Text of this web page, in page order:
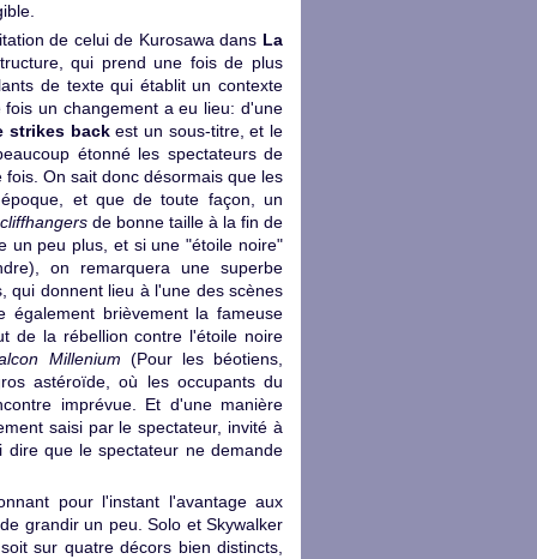
de celui de Kurosawa dans La
qui prend une fois de plus
de texte qui établit un contexte
un changement a eu lieu: d'une
strikes backest un sous-titre, et le
étonné les spectateurs de
On sait donc désormais que les
et que de toute façon, un
cliffhangers de bonne taille à la fin de
un peu plus, et si une "étoile noire"
on remarquera une superbe
qui donnent lieu à l'une des scènes
également brièvement la fameuse
de la rébellion contre l'étoile noire
Millenium (Pour les béotiens,
astéroïde, où les occupants du
imprévue. Et d'une manière
saisi par le spectateur, invité à
dire que le spectateur ne demande
pour l'instant l'avantage aux
grandir un peu. Solo et Skywalker
sur quatre décors bien distincts,